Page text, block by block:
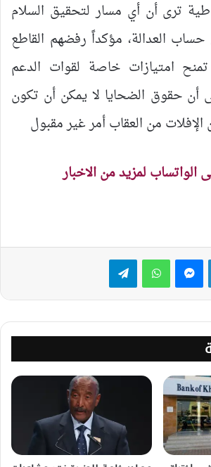
ترى أن أي مسار لتحقيق السلام
العدالة، مؤكداً رفضهم القاطع
امتيازات خاصة لقوات الدعم
أن حقوق الضحايا لا يمكن أن تكون
من العقاب أمر غير مقبول
الواتساب لمزيد من الاخبار
لينكدإن ماسنجر واتساب تيلقرام